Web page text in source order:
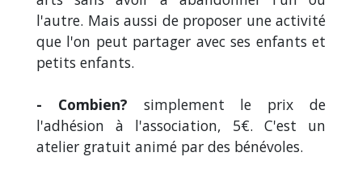
l'autre. Mais aussi de proposer une activité
que l'on peut partager avec ses enfants et
petits enfants.
- Combien? simplement le prix de
l'adhésion à l'association, 5€. C'est un
atelier gratuit animé par des bénévoles.